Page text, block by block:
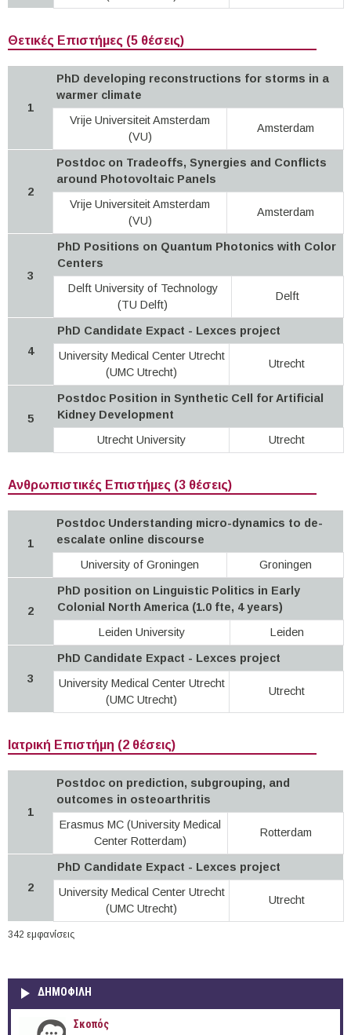
Θετικές Επιστήμες (5 θέσεις)
1
PhD developing reconstructions for storms in a
warmer climate
Vrije Universiteit Amsterdam
(VU)
Amsterdam
2
Postdoc on Tradeoffs, Synergies and Conflicts
around Photovoltaic Panels
Vrije Universiteit Amsterdam
(VU)
Amsterdam
3
PhD Positions on Quantum Photonics with Color
Centers
Delft University of Technology
(TU Delft)
Delft
4
PhD Candidate Expact - Lexces project
University Medical Center Utrecht
(UMC Utrecht)
Utrecht
5
Postdoc Position in Synthetic Cell for Artificial
Kidney Development
Utrecht University
Utrecht
Ανθρωπιστικές Επιστήμες (3 θέσεις)
1
Postdoc Understanding micro-dynamics to de-
escalate online discourse
University of Groningen
Groningen
2
PhD position on Linguistic Politics in Early
Colonial North America (1.0 fte, 4 years)
Leiden University
Leiden
3
PhD Candidate Expact - Lexces project
University Medical Center Utrecht
(UMC Utrecht)
Utrecht
Ιατρική Επιστήμη (2 θέσεις)
1
Postdoc on prediction, subgrouping, and
outcomes in osteoarthritis
Erasmus MC (University Medical
Center Rotterdam)
Rotterdam
2
PhD Candidate Expact - Lexces project
University Medical Center Utrecht
(UMC Utrecht)
Utrecht
342 εμφανίσεις
ΔΗΜΟΦΙΛΗ
Σκοπός